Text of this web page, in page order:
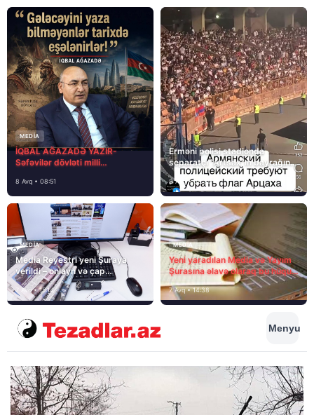
MEDİA
İQBAL AĞAZADƏ YAZIR-
Səfəvilər dövləti milli
8 Avq • 08:51
Erməni polisi stadionda
separatçı “Artsax”ın bayrağını
müsadirə etdi və…
8 Avq • 08:39
MEDİA
Media Reyestri yeni Şuraya
verildi – onlayn və çap
mediasını nə gözləyir?
7 Avq • 15:14
MEDİA
Yeni yaradılan Media və Yayım
Şurasına əlavə olaraq bu hüquq
və vəzifələr də verilib
7 Avq • 14:38
Menyu